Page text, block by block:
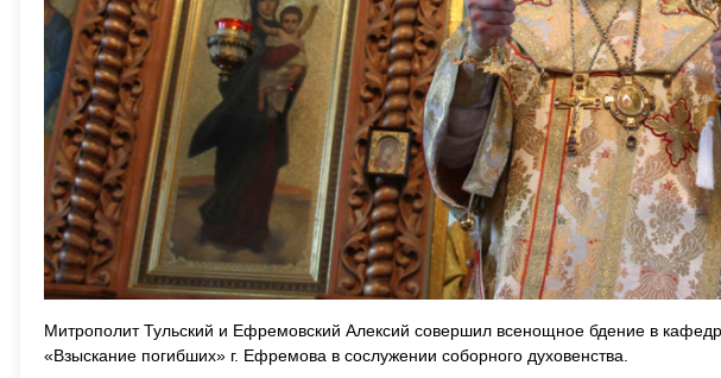
Митрополит Тульский и Ефремовский Алексий совершил всенощное бдение в
«Взыскание погибших» г. Ефремова в сослужении соборного духовенства.